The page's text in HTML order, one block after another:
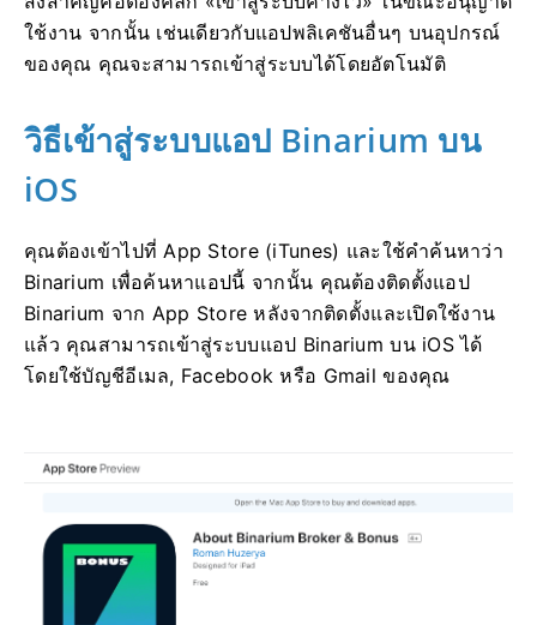
ใช้งาน จากนั้น เช่นเดียวกับแอปพลิเคชันอื่นๆ บนอุปกรณ์
ของคุณ คุณจะสามารถเข้าสู่ระบบได้โดยอัตโนมัติ
วิธีเข้าสู่ระบบแอป Binarium บน
iOS
คุณต้องเข้าไปที่ App Store (iTunes) และใช้คำค้นหาว่า
Binarium เพื่อค้นหาแอปนี้ จากนั้น คุณต้องติดตั้งแอป
Binarium จาก App Store หลังจากติดตั้งและเปิดใช้งาน
แล้ว คุณสามารถเข้าสู่ระบบแอป Binarium บน iOS ได้
โดยใช้บัญชีอีเมล, Facebook หรือ Gmail ของคุณ